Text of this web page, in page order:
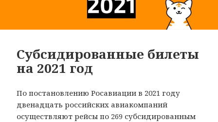
Субсидированные билеты
на 2021 год
По постановлению Росавиации в 2021 году
двенадцать российских авиакомпаний
осуществляют рейсы по 269 субсидированным